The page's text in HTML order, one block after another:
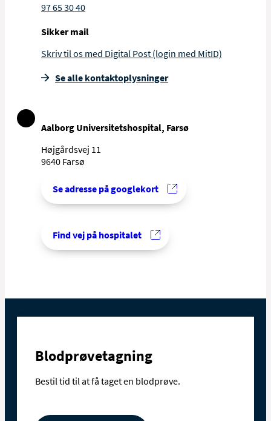
97 65 30 40
Sikker mail
Skriv til os med Digital Post (login med MitID)
Se alle kontakt­oplysninger
Aalborg Universitetshospital, Farsø
Højgårdsvej 11
9640 Farsø
Se adresse på googlekort
Find vej på hospitalet
Blodprøvetagning
Bestil tid til at få taget en blodprøve.